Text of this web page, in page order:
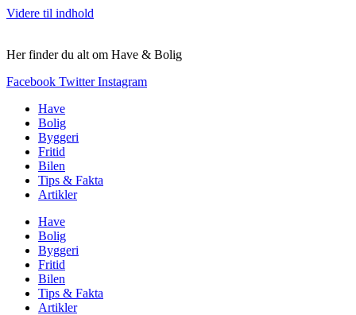
Videre til indhold
Her finder du alt om Have & Bolig
Facebook Twitter Instagram
Have
Bolig
Byggeri
Fritid
Bilen
Tips & Fakta
Artikler
Have
Bolig
Byggeri
Fritid
Bilen
Tips & Fakta
Artikler